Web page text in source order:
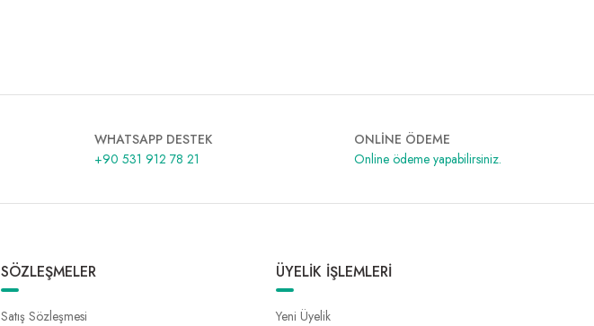
WHATSAPP DESTEK
+90 531 912 78 21
ONLİNE ÖDEME
Online ödeme yapabilirsiniz.
SÖZLEŞMELER
Satış Sözleşmesi
ÜYELİK İŞLEMLERİ
Yeni Üyelik